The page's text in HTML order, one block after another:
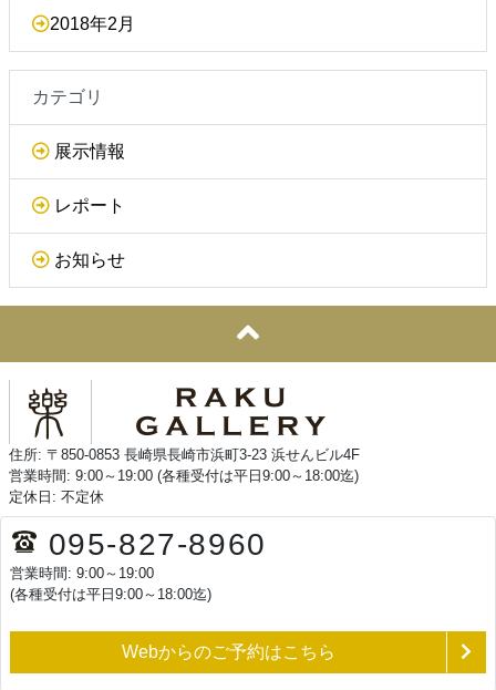
2018年2月
カテゴリ
展示情報
レポート
お知らせ
住所: 〒850-0853 長崎県長崎市浜町3-23 浜せんビル4F
営業時間: 9:00～19:00 (各種受付は平日9:00～18:00迄)
定休日: 不定休
095-827-8960
営業時間: 9:00～19:00
(各種受付は平日9:00～18:00迄)
Webからのご予約はこちら